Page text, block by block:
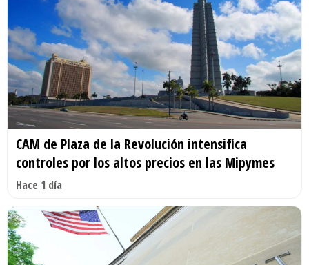
CAM de Plaza de la Revolución intensifica
controles por los altos precios en las Mipymes
Hace 1 día